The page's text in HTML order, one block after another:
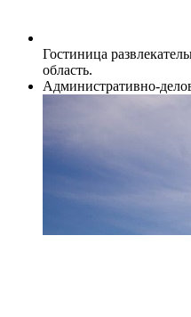
Гостиница
область.
Административно-